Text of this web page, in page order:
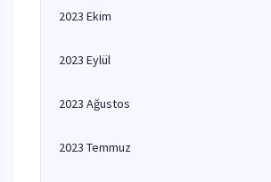
2023 Ekim
2023 Eylül
2023 Ağustos
2023 Temmuz